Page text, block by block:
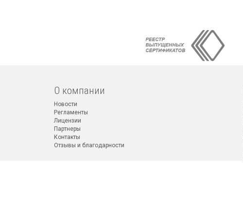
О компании
Новости
Регламенты
Лицензии
Партнеры
Контакты
Отзывы и благодарности